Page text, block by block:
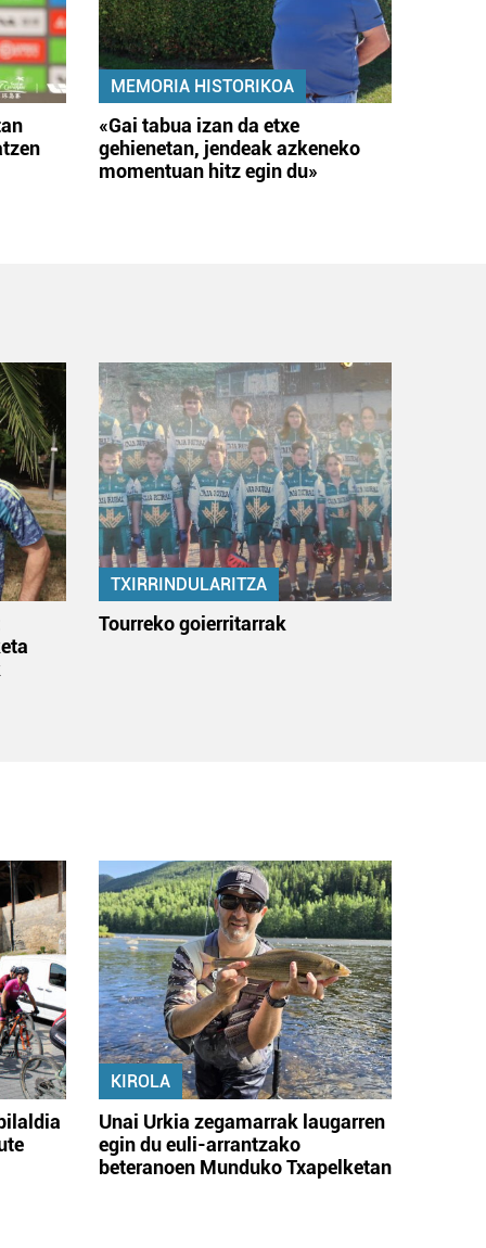
MEMORIA HISTORIKOA
«Gai tabua izan da etxe
gehienetan, jendeak azkeneko
momentuan hitz egin du»
TXIRRINDULARITZA
Tourreko goierritarrak
KIROLA
Unai Urkia zegamarrak laugarren
egin du euli-arrantzako
beteranoen Munduko Txapelketan